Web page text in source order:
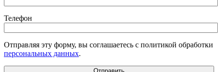
Телефон
Отправляя эту форму, вы соглашаетесь с политикой обработки
персональных данных.